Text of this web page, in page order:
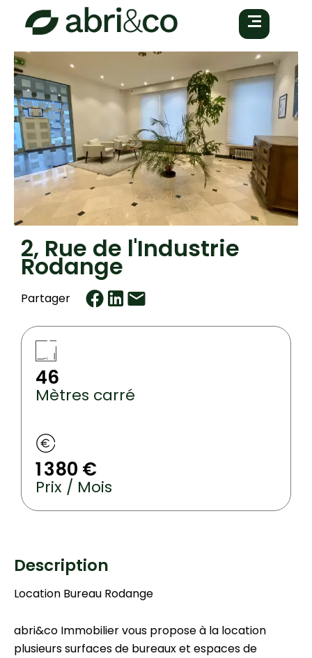
2, Rue de l'Industrie
Rodange
Partager
46
Mètres carré
1 380 €
Prix / Mois
Description
Location Bureau Rodange
abri&co Immobilier vous propose à la location
plusieurs surfaces de bureaux et espaces de